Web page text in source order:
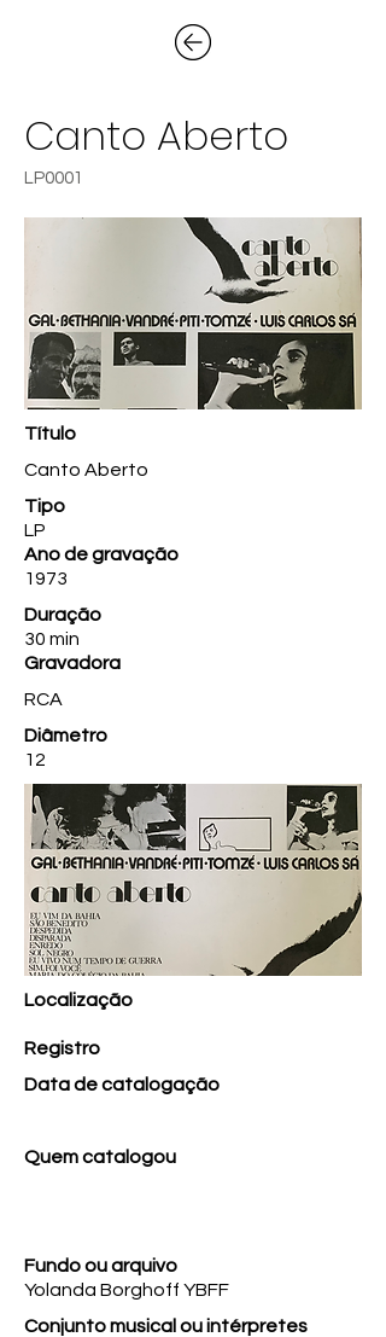
Canto Aberto
LP0001
Título
Canto Aberto
Tipo
LP
Ano de gravação
1973
Duração
30 min
Gravadora
RCA
Diâmetro
12
Localização
Registro
Data de catalogação
Quem catalogou
Fundo ou arquivo
Yolanda Borghoff YBFF
Conjunto musical ou intérpretes